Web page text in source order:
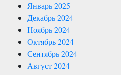
Январь 2025
Декабрь 2024
Ноябрь 2024
Октябрь 2024
Сентябрь 2024
Август 2024